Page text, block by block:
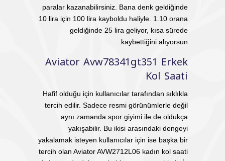
paralar kazanabilirsiniz. Bana denk geldiğinde
10 lira için 100 lira kayboldu haliyle. 1.10 orana
geldiğinde 25 lira geliyor, kısa sürede
kaybettiğini alıyorsun.
Aviator Avw78341gt351 Erkek
Kol Saati
Hafif olduğu için kullanıcılar tarafından sıklıkla
tercih edilir. Sadece resmi görünümlerle değil
aynı zamanda spor giyimi ile de oldukça
yakışabilir. Bu ikisi arasındaki dengeyi
yakalamak isteyen kullanıcılar için ise başka bir
tercih olan Aviator AVW2712L06 kadın kol saati